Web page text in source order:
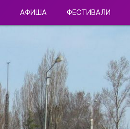
АФИША ФЕСТИВАЛИ